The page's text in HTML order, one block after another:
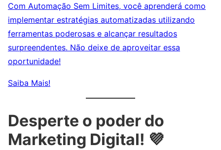
Com Automação Sem Limites, você aprenderá como
implementar estratégias automatizadas utilizando
ferramentas poderosas e alcançar resultados
surpreendentes. Não deixe de aproveitar essa
oportunidade!
Saiba Mais!
Desperte o poder do
Marketing Digital! 💜